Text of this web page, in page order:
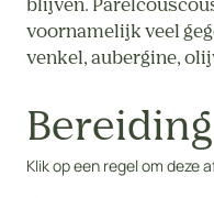
blijven.
voornamelijk veel
venkel, aubergine,
Klik op een regel om deze